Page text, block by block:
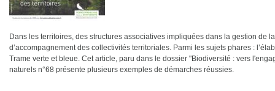
Dans les territoires, des structures associatives impliquées dans la gestion de
d’accompagnement des collectivités territoriales. Parmi les sujets phares :
Trame verte et bleue. Cet article, paru dans le dossier "Biodiversité : vers
naturels n°68 présente plusieurs exemples de démarches réussies.